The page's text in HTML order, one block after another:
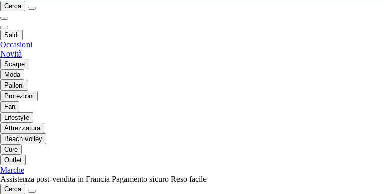
Cerca
Saldi
Occasioni
Novità
Scarpe
Moda
Palloni
Protezioni
Fan
Lifestyle
Attrezzatura
Beach volley
Cure
Outlet
Marche
Assistenza post-vendita in Francia Pagamento sicuro Reso facile
Cerca